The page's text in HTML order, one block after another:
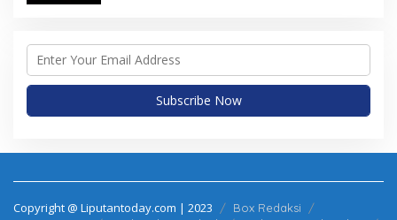
Copyright @ Liputantoday.com | 2023
Box Redaksi